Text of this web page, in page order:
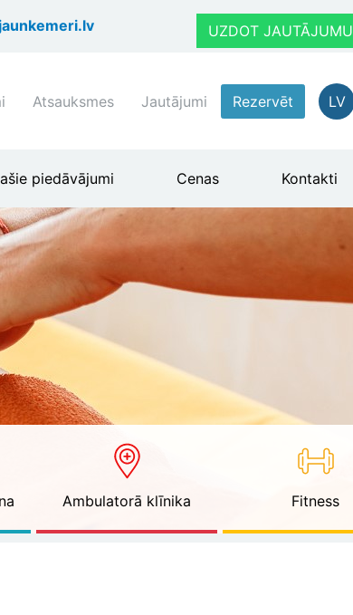
UZDOT JAUTĀJUMU
Atsauksmes Jautājumi Rezervēt LV
piedāvājumi Cenas Kontakti
Ambulatorā klīnika Fitness